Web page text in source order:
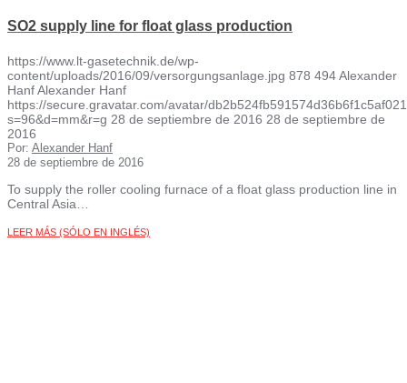
SO2 supply line for float glass production
https://www.lt-gasetechnik.de/wp-
content/uploads/2016/09/versorgungsanlage.jpg 878 494Alexander
HanfAlexander Hanf
https://secure.gravatar.com/avatar/
s=96&d=mm&r=g 28 de septiembre de 2016 28 de septiembre de
2016
Por: Alexander Hanf
28 de septiembre de 2016
To supply the roller cooling furnace of a float glass production line in
Central Asia…
LEER MÁS (SÓLO EN INGLÉS)